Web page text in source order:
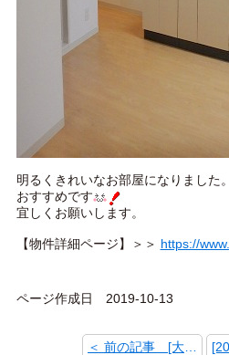
明るくきれいなお部屋になりました。
おすすめです
宜しくお願いします。
【物件詳細ページ】＞＞ https://
ページ作成日 2019-10-13
＜ 前の記事 [大島8丁目の戸建て物件！！(ステージング仕様)]